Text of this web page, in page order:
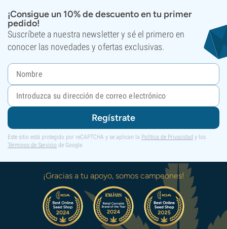
¡Consigue un 10% de descuento en tu primer
pedido!
Suscríbete a nuestra newsletter y sé el primero en
conocer las novedades y ofertas exclusivas.
Regístrate
Este sitio está protegido por reCAPTCHA y se aplican la Política de Privacidad y los
Términos de Servicio de Google.
¡Gracias a tu apoyo, somos campeones!